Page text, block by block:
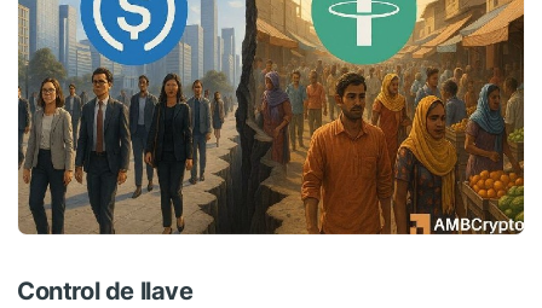
Control de llave